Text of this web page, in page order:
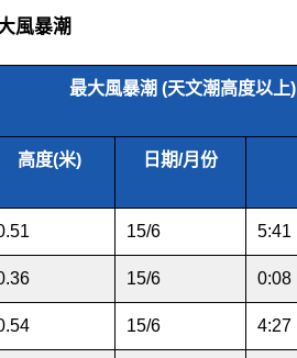
風暴潮
最大風暴潮 (天文潮高度以上)
高度(米) 日期/月份
15/6 5:41
15/6 0:08
15/6 4:27